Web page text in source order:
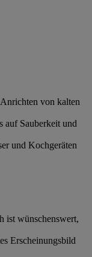
von kalten
auf Sauberkeit und
und Kochgeräten
ist wünschenswert,
Erscheinungsbild